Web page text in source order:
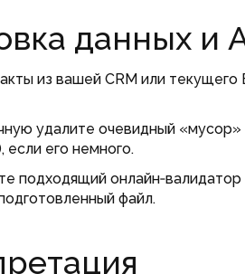
данных и
из вашей CRM или текущего
удалите очевидный «мусор»
если его немного.
подходящий онлайн‑валидатор
файл.